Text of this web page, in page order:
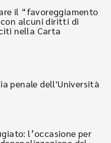
il “favoreggiamento
alcuni diritti di
nella Carta
penale dell'Università
l’occasione per